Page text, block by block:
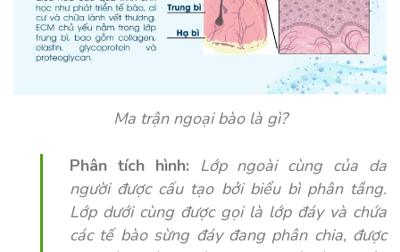
Ma trận ngoại bào là gì?
Phân tích hình: Lớp ngoài cùng của da
người được cấu tạo bởi biểu bì phân tầng.
Lớp dưới cùng được gọi là lớp đáy và chứa
các tế bào sừng đáy đang phân chia, được